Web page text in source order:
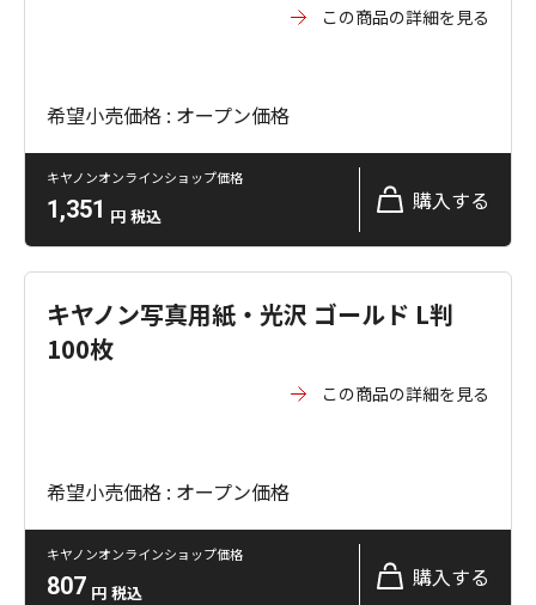
この商品の詳細を見る
希望小売価格 : オープン価格
キヤノンオンラインショップ価格
1,351 円 税込
購入する
キヤノン写真用紙・光沢 ゴールド L判
100枚
この商品の詳細を見る
希望小売価格 : オープン価格
キヤノンオンラインショップ価格
807 円 税込
購入する